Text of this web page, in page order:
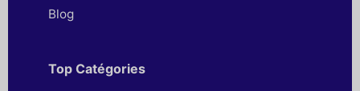
Blog
Top Catégories